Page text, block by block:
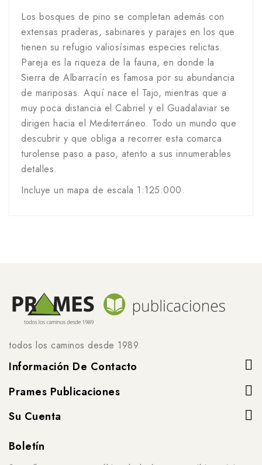
Los bosques de pino se completan además con
extensas praderas, sabinares y parajes en los que
tienen su refugio valiosísimas especies relictas.
Pareja es la riqueza de la fauna, en donde la
Sierra de Albarracín es famosa por su abundancia
de mariposas. Aquí nace el Tajo, mientras que a
muy poca distancia el Cabriel y el Guadalaviar se
dirigen hacia el Mediterráneo. Todo un mundo que
descubrir y que obliga a recorrer esta comarca
turolense paso a paso, atento a sus innumerables
detalles.
Incluye un mapa de escala 1:125.000.
todos los caminos desde 1989
Información De Contacto
Prames Publicaciones
Su Cuenta
Boletín